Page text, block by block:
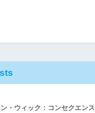
・ウィック：コンセクエンス